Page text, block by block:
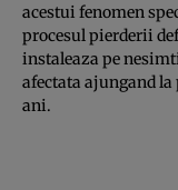
acestui fenomen
procesul pierderii
instaleaza pe
afectata ajungand
ani.